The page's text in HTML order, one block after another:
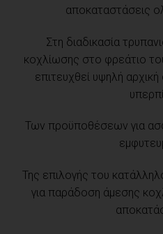
αποκαταστάσεις
Στη διαδικασία
κοχλίωσης στο φρεάτιο
επιτευχθεί υψηλή
Των προϋποθέσεων για
Της επιλογής του
για παράδοση άμεσης